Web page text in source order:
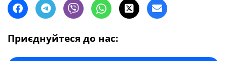
Приєднуйтеся до нас: